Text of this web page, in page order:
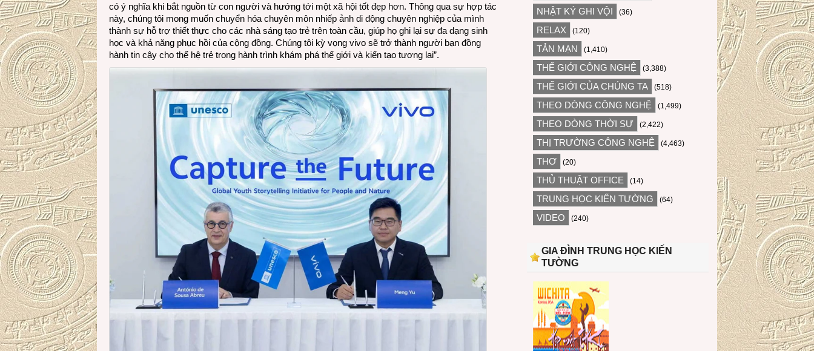
có ý nghĩa khi bắt nguồn từ con người và hướng tới một xã hội tốt đẹp hơn. Thông qua sự hợp tác
này, chúng tôi mong muốn chuyển hóa chuyên môn nhiếp ảnh di động chuyên nghiệp của mình
thành sự hỗ trợ thiết thực cho các nhà sáng tạo trẻ trên toàn cầu, giúp họ ghi lại sự đa dạng sinh
học và khả năng phục hồi của cộng đồng. Chúng tôi kỳ vọng vivo sẽ trở thành người bạn đồng
hành tin cậy cho thế hệ trẻ trong hành trình khám phá thế giới và kiến tạo tương lai”.
NHẬT KÝ GHI VỘI (36)
RELAX (120)
TẢN MẠN (1,410)
THẾ GIỚI CÔNG NGHỆ (3,388)
THẾ GIỚI CỦA CHÚNG TA (518)
THEO DÒNG CÔNG NGHỆ (1,499)
THEO DÒNG THỜI SỰ (2,422)
THỊ TRƯỜNG CÔNG NGHỆ (4,463)
THƠ (20)
THỦ THUẬT OFFICE (14)
TRUNG HỌC KIẾN TƯỜNG (64)
VIDEO (240)
GIA ĐÌNH TRUNG HỌC KIẾN
TƯỜNG